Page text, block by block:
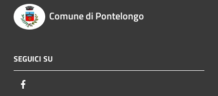
Comune di Pontelongo
SEGUICI SU